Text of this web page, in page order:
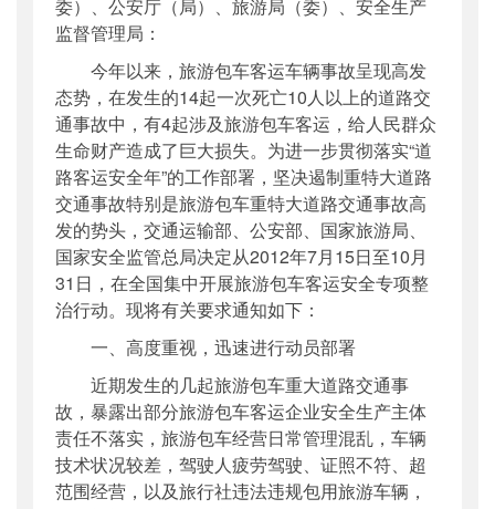
委）、公安厅（局）、旅游局（委）、安全生产
监督管理局：
今年以来，旅游包车客运车辆事故呈现高发
态势，在发生的14起一次死亡10人以上的道路交
通事故中，有4起涉及旅游包车客运，给人民群众
生命财产造成了巨大损失。为进一步贯彻落实“道
路客运安全年”的工作部署，坚决遏制重特大道路
交通事故特别是旅游包车重特大道路交通事故高
发的势头，交通运输部、公安部、国家旅游局、
国家安全监管总局决定从2012年7月15日至10月
31日，在全国集中开展旅游包车客运安全专项整
治行动。现将有关要求通知如下：
一、高度重视，迅速进行动员部署
近期发生的几起旅游包车重大道路交通事
故，暴露出部分旅游包车客运企业安全生产主体
责任不落实，旅游包车经营日常管理混乱，车辆
技术状况较差，驾驶人疲劳驾驶、证照不符、超
范围经营，以及旅行社违法违规包用旅游车辆，